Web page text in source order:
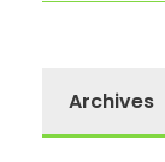
Archives